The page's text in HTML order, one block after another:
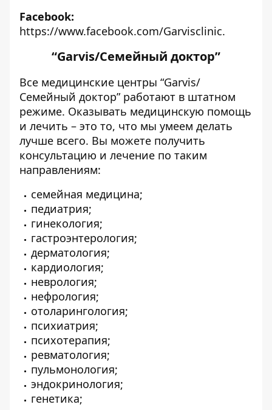
Facebook:
https://www.facebook.com/Garvisclinic.
“Garvis/Семейный доктор”
Все медицинские центры “Garvis/
Семейный доктор” работают в штатном
режиме. Оказывать медицинскую помощь
и лечить – это то, что мы умеем делать
лучше всего. Вы можете получить
консультацию и лечение по таким
направлениям:
семейная медицина;
педиатрия;
гинекология;
гастроэнтерология;
дерматология;
кардиология;
неврология;
нефрология;
отоларингология;
психиатрия;
психотерапия;
ревматология;
пульмонология;
эндокринология;
генетика;